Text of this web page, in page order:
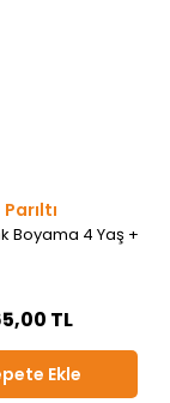
Parıltı
Boyama 4 Yaş +
TL
Ekle